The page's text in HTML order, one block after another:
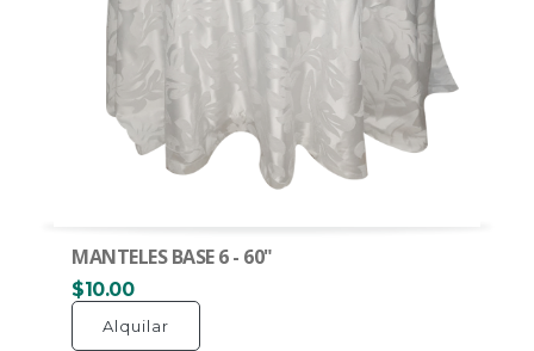
MANTELES BASE 6 - 60"
$10.00
Alquilar